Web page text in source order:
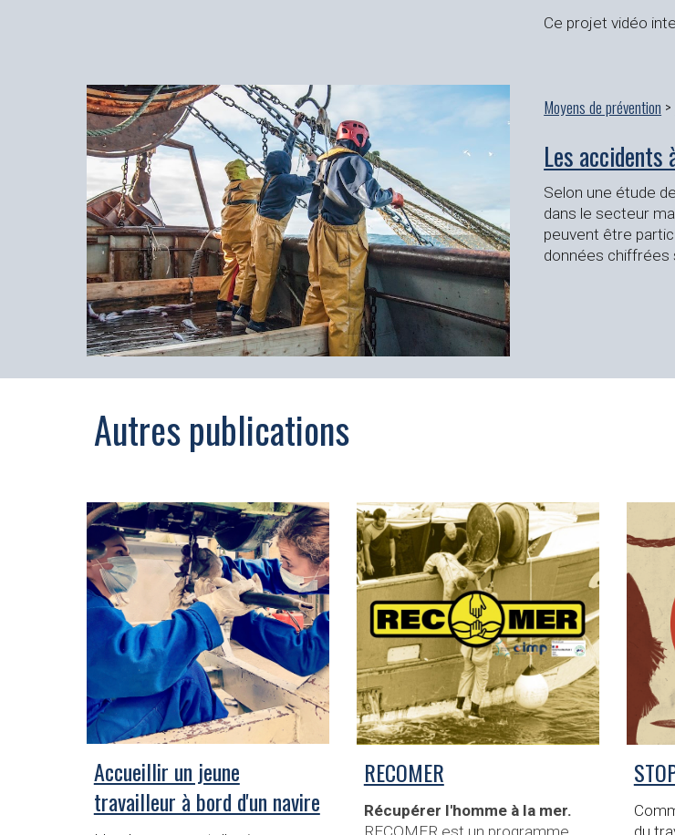
Ce projet vidéo
Moyens de prévention >
Les
Selon une étude
dans le secteur
peuvent être
données chiffrées
Autres publications
Accueillir un jeune
travailleur à bord d'un navire
RECOMER
Récupérer l'homme à la mer.
RECOMER est un programme
du